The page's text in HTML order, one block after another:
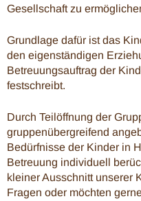
Gesellschaft zu
Grundlage dafür ist das
den eigenständigen
Betreuungsauftrag der
festschreibt.
Durch Teilöffnung der
gruppenübergreifend
Bedürfnisse der Kinder in
Betreuung individuell
kleiner Ausschnitt unserer
Fragen oder möchten